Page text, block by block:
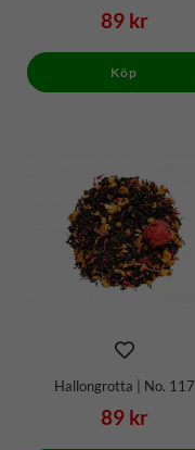
89 kr
Köp
Hallongrotta | No. 117
89 kr